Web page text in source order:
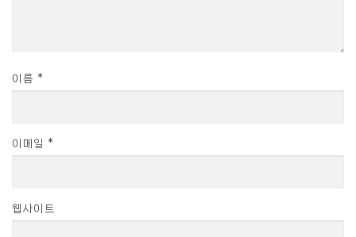
이름 *
이메일 *
웹사이트